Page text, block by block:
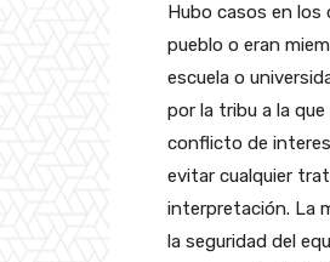
Hubo casos en
pueblo o eran
escuela o
por la tribu a la
conflicto de
evitar cualquier
interpretación. La
la seguridad del